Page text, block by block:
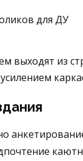
для ДУ
выходят из